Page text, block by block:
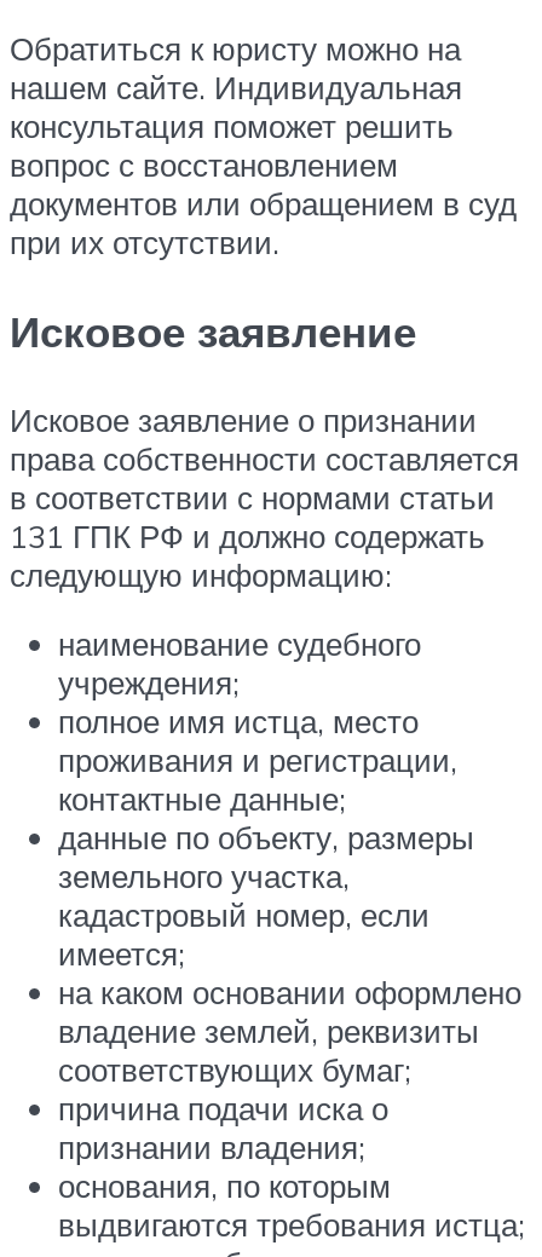
Обратиться к юристу можно на
нашем сайте. Индивидуальная
консультация поможет решить
вопрос с восстановлением
документов или обращением в суд
при их отсутствии.
Исковое заявление
Исковое заявление о признании
права собственности составляется
в соответствии с нормами статьи
131 ГПК РФ и должно содержать
следующую информацию:
наименование судебного
учреждения;
полное имя истца, место
проживания и регистрации,
контактные данные;
данные по объекту, размеры
земельного участка,
кадастровый номер, если
имеется;
на каком основании оформлено
владение землей, реквизиты
соответствующих бумаг;
причина подачи иска о
признании владения;
основания, по которым
выдвигаются требования истца;